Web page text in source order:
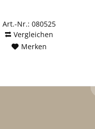
Art.-Nr.: 080525
Vergleichen
Merken